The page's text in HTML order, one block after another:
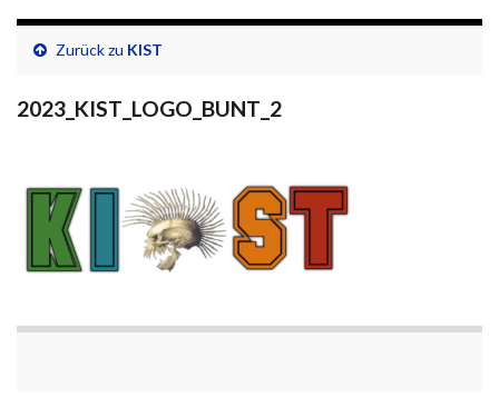
Zurück zu KIST
2023_KIST_LOGO_BUNT_2